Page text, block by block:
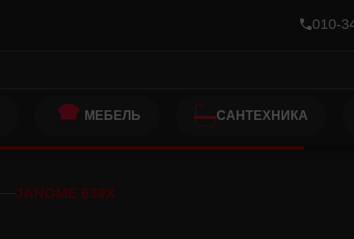
010-
МЕБЕЛЬ САНТЕХНИКА
JANOME 639X